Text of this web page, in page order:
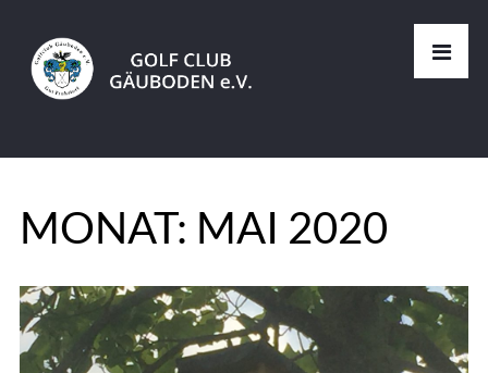
MONAT: MAI 2020